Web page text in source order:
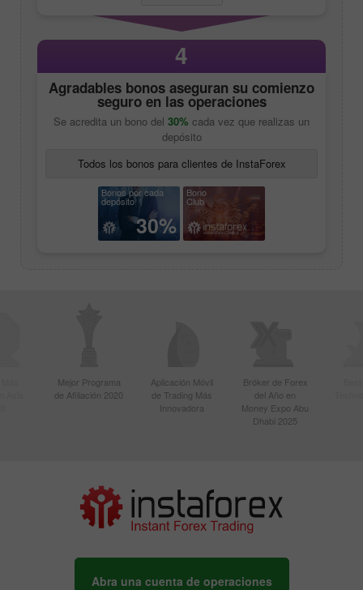
4
Agradables bonos aseguran su comienzo
seguro en las operaciones
Se acredita un bono del 30% cada vez que realizas un
depósito
Todos los bonos para clientes de InstaForex
Bonos por cada
depósito
30%
Bono
Club
Mejor Programa
de Afiliación 2020
Aplicación Móvil
de Trading Más
Innovadora
Bróker de Forex
del Año en
Money Expo Abu
Dhabi 2025
Abra una cuenta de operaciones